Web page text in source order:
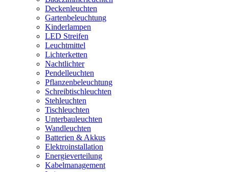
Deckenleuchten
Gartenbeleuchtung
Kinderlampen
LED Streifen
Leuchtmittel
Lichterketten
Nachtlichter
Pendelleuchten
Pflanzenbeleuchtung
Schreibtischleuchten
Stehleuchten
Tischleuchten
Unterbauleuchten
Wandleuchten
Batterien & Akkus
Elektroinstallation
Energieverteilung
Kabelmanagement